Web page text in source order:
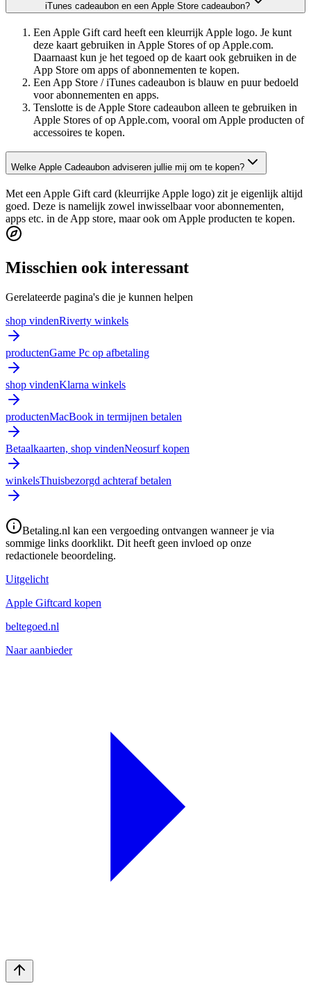
iTunes cadeaubon en een Apple Store cadeaubon?
Een Apple Gift card heeft een kleurrijk Apple logo. Je kunt
deze kaart gebruiken in Apple Stores of op Apple.com.
Daarnaast kun je het tegoed op de kaart ook gebruiken in de
App Store om apps of abonnementen te kopen.
Een App Store / iTunes cadeaubon is blauw en puur bedoeld
voor abonnementen en apps.
Tenslotte is de Apple Store cadeaubon alleen te gebruiken in
Apple Stores of op Apple.com, vooral om Apple producten of
accessoires te kopen.
Welke Apple Cadeaubon adviseren jullie mij om te kopen?
Met een Apple Gift card (kleurrijke Apple logo) zit je eigenlijk altijd
goed. Deze is namelijk zowel inwisselbaar voor abonnementen,
apps etc. in de App store, maar ook om Apple producten te kopen.
Misschien ook interessant
Gerelateerde pagina's die je kunnen helpen
shop vindenRiverty winkels
productenGame Pc op afbetaling
shop vindenKlarna winkels
productenMacBook in termijnen betalen
Betaalkaarten, shop vindenNeosurf kopen
winkelsThuisbezorgd achteraf betalen
Betaling.nl kan een vergoeding ontvangen wanneer je via
sommige links doorklikt. Dit heeft geen invloed op onze
redactionele beoordeling.
Uitgelicht
Apple Giftcard kopen
beltegoed.nl
Naar aanbieder